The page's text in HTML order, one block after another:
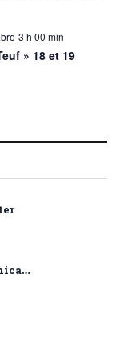
3 h 00 min
» 18 et 19